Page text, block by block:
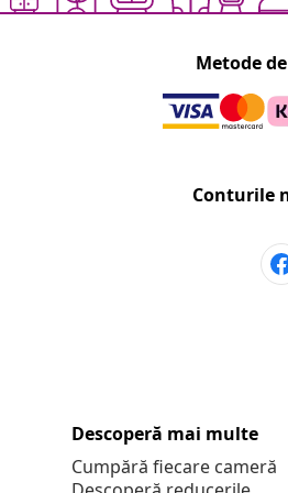
Metode
Conturile
Descoperă mai multe
Cumpără fiecare cameră